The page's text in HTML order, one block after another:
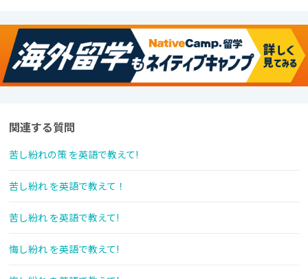
関連する質問
苦し紛れの策 を英語で教えて!
苦し紛れ を英語で教えて！
苦し紛れ を英語で教えて!
悔し紛れ を英語で教えて!